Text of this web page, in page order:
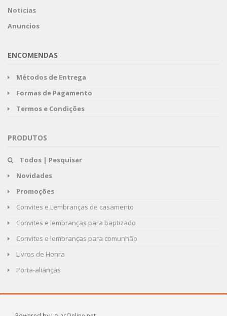
Noticias
Anuncios
ENCOMENDAS
Métodos de Entrega
Formas de Pagamento
Termos e Condições
PRODUTOS
Todos | Pesquisar
Novidades
Promoções
Convites e Lembranças de casamento
Convites e lembranças para baptizado
Convites e lembranças para comunhão
Livros de Honra
Porta-alianças